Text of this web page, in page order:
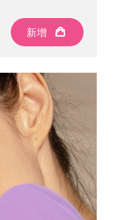
新增
新增
新增
預計送達日期 12/08/2026
預計送達日期09/08/2026
預計送達日期13/08/2026
預計送達日期10/08/2026
預計送達日期 09/08/2026
預計送達日期 09/08/2026
09/08/2026